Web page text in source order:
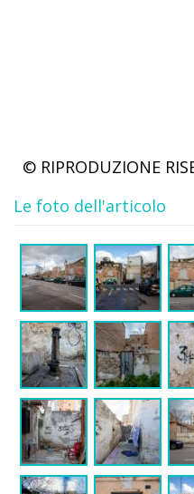
© RIPRODUZIONE
Le foto dell'articolo